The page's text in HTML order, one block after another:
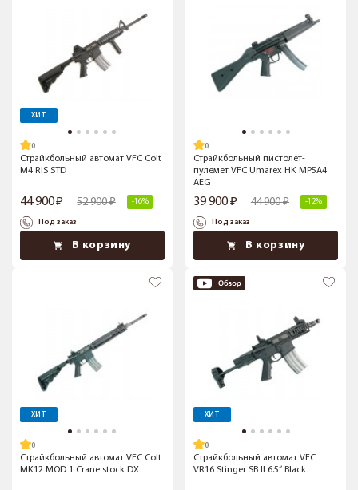
ХИТ
Страйкбольный автомат VFC Colt
M4 RIS STD
44 900 52 900 -16%
Под заказ
В корзину
Страйкбольный пистолет-
пулемет VFC Umarex HK MP5A4
AEG
39 900 44 900 -12%
Под заказ
В корзину
ХИТ
Страйкбольный автомат VFC Colt
MK12 MOD 1 Crane stock DX
ХИТ
Страйкбольный автомат VFC
VR16 Stinger SB II 6.5” Black